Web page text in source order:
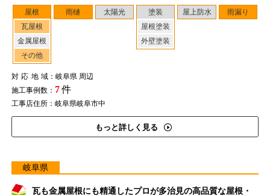
屋根
瓦屋根
金属屋根
その他
雨樋 太陽光
塗装
屋根塗装
外壁塗装
屋上防水 雨漏り
対応地域：岐阜県 周辺
施工事例数： 7件
工事店住所：岐阜県岐阜市中
もっと詳しく見る
岐阜県
瓦も金属屋根にも精通したプロが多治見の高品質な屋根・